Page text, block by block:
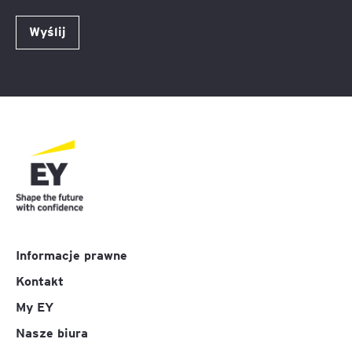
Wyślij
Informacje prawne
Kontakt
My EY
Nasze biura